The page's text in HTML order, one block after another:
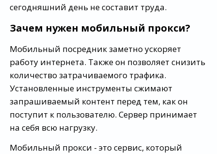
сегодняшний день не составит труда.
Зачем нужен мобильный прокси?
Мобильный посредник заметно ускоряет
работу интернета. Также он позволяет снизить
количество затрачиваемого трафика.
Установленные инструменты сжимают
запрашиваемый контент перед тем, как он
поступит к пользователю. Сервер принимает
на себя всю нагрузку.
Мобильный прокси - это сервис, который